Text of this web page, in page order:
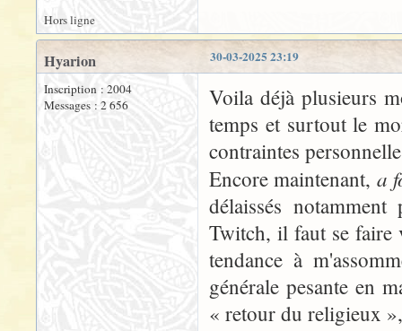
Hors ligne
30-03-2025 23:19
Hyarion
Inscription : 2004
Messages : 2 656
Voila déjà plusieurs
temps et surtout le
contraintes
Encore maintenant, a
délaissés
Twitch, il faut se faire
tendance à
générale pesante en
« retour du religieux »,